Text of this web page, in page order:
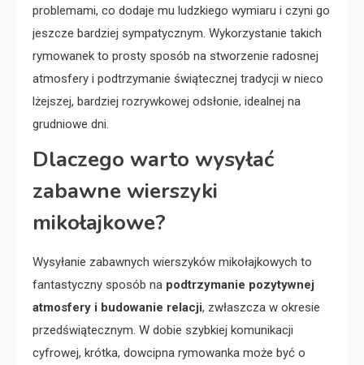
problemami, co dodaje mu ludzkiego wymiaru i czyni go
jeszcze bardziej sympatycznym. Wykorzystanie takich
rymowanek to prosty sposób na stworzenie radosnej
atmosfery i podtrzymanie świątecznej tradycji w nieco
lżejszej, bardziej rozrywkowej odsłonie, idealnej na
grudniowe dni.
Dlaczego warto wysyłać
zabawne wierszyki
mikołajkowe?
Wysyłanie zabawnych wierszyków mikołajkowych to
fantastyczny sposób na podtrzymanie pozytywnej
atmosfery i budowanie relacji, zwłaszcza w okresie
przedświątecznym. W dobie szybkiej komunikacji
cyfrowej, krótka, dowcipna rymowanka może być o